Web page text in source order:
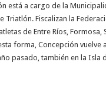
está a cargo de la
Triatlón. Fiscalizan la
de Entre Ríos, Formosa,
forma, Concepción
pasado, también en la Isla